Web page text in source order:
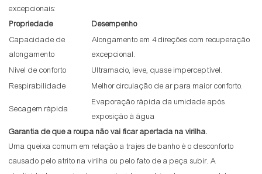
excepcionais:
Propriedade
Desempenho
Capacidade de
alongamento
Alongamento em 4 direções com recuperação
excepcional.
Nível de conforto
Ultramacio, leve, quase imperceptível.
Respirabilidade
Melhor circulação de ar para maior conforto.
Secagem rápida
Evaporação rápida da umidade após
exposição à água
Garantia de que a roupa não vai ficar apertada na virilha.
Uma queixa comum em relação a trajes de banho é o desconforto
causado pelo atrito na virilha ou pelo fato de a peça subir. A